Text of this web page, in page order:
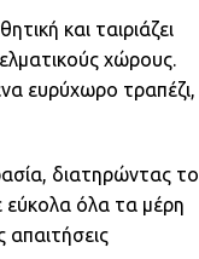
και ταιριάζει
χώρους.
ευρύχωρο τραπέζι,
διατηρώντας το
εύκολα όλα τα μέρη
απαιτήσεις